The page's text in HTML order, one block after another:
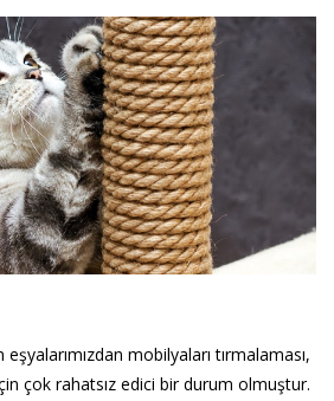
eşyalarımızdan mobilyaları tırmalaması,
çok rahatsız edici bir durum olmuştur.